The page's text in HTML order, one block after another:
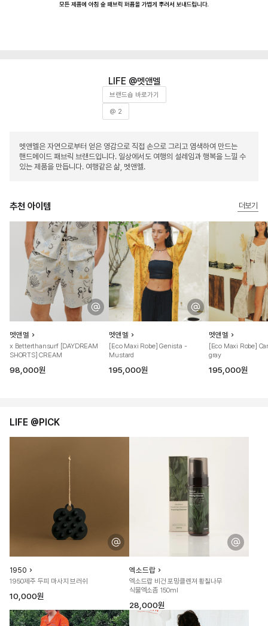
멧앤멜
브랜드숍 바로가기
@ 2
멧앤멜은 자연으로부터 얻은 영감으로 직접 손으로 그리고 염색하여 만드는
핸드메이드 패브릭 브랜드입니다. 일상에서도 여행의 설레임과 행복을 느낄 수
있는 제품을 만듭니다. 여행같은 삶, 멧앤멜.
추천 아이템 더보기
멧앤멜
x Betterthansurf [DAYDREAM
SHORTS] CREAM
98,000원
멧앤멜
[Eco Maxi Robe] Genista -
Mustard
195,000원
멧앤멜
[Eco Maxi Robe]
gray
195,000원
LIFE @PICK
1950
1950제주 두피 마사지 브러쉬
10,000원
엑소드랍
엑소드랍 비건 포밍클렌져 황칠나무
식물엑소좀 150ml
28,000원